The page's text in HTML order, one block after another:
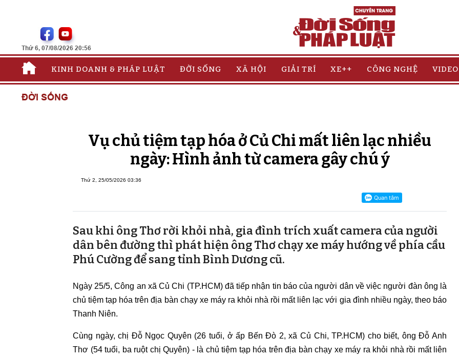
Thứ 6, 07/08/2026 20:56
KINH DOANH & PHÁP LUẬT ĐỜI SỐNG XÃ HỘI GIẢI TRÍ XE++ CÔNG NGHỆ VIDEO
ĐỜI SỐNG
Vụ chủ tiệm tạp hóa ở Củ Chi mất liên lạc nhiều
ngày: Hình ảnh từ camera gây chú ý
Thứ 2, 25/05/2026 03:36
Sau khi ông Thơ rời khỏi nhà, gia đình trích xuất camera của người
dân bên đường thì phát hiện ông Thơ chạy xe máy hướng về phía cầu
Phú Cường để sang tỉnh Bình Dương cũ.
Ngày 25/5, Công an xã Củ Chi (TP.HCM) đã tiếp nhận tin báo của người dân về việc người đàn ông là
chủ tiệm tạp hóa trên địa bàn chạy xe máy ra khỏi nhà rồi mất liên lạc với gia đình nhiều ngày, theo báo
Thanh Niên.
Cùng ngày, chị Đỗ Ngọc Quyên (26 tuổi, ở ấp Bến Đò 2, xã Củ Chi, TP.HCM) cho biết, ông Đỗ Anh
Thơ (54 tuổi, ba ruột chị Quyên) - là chủ tiệm tạp hóa trên địa bàn chạy xe máy ra khỏi nhà rồi mất liên